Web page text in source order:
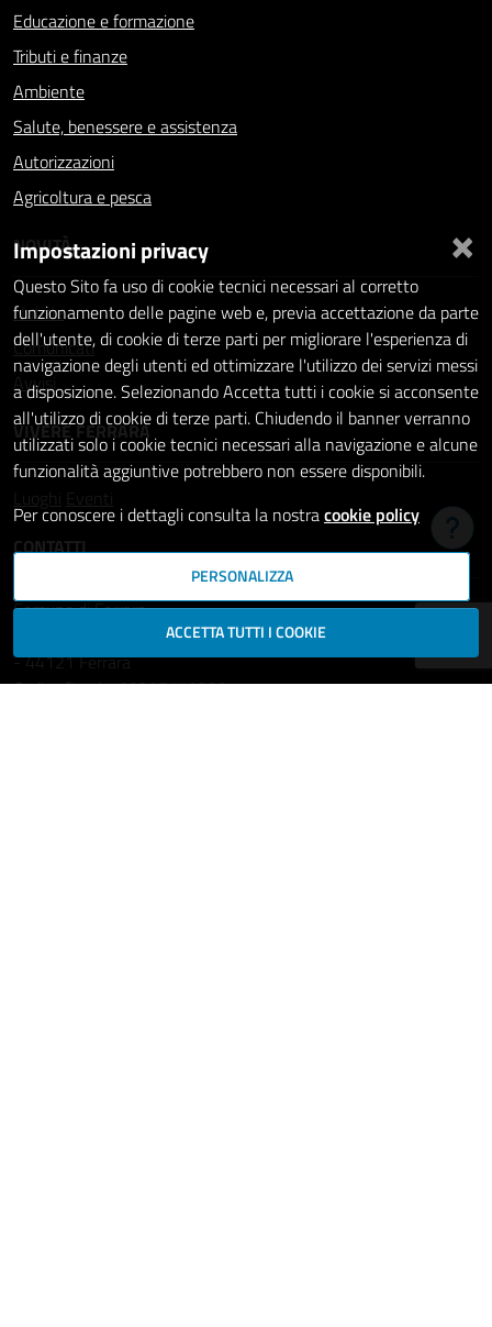
Educazione e formazione
Tributi e finanze
Ambiente
Salute, benessere e assistenza
Autorizzazioni
Agricoltura e pesca
NOVITÀ
Notizie
Comunicati
Avvisi
VIVERE FERRARA
Luoghi
Eventi
CONTATTI
Comune di Ferrara
Piazza del Municipio, 2
- 44121 Ferrara
Codice fiscale: 00297110389
×
Impostazioni privacy
Questo Sito fa uso di cookie tecnici necessari al corretto
funzionamento delle pagine web e, previa accettazione da parte
dell'utente, di cookie di terze parti per migliorare l'esperienza di
navigazione degli utenti ed ottimizzare l'utilizzo dei servizi messi
a disposizione. Selezionando Accetta tutti i cookie si acconsente
all'utilizzo di cookie di terze parti. Chiudendo il banner verranno
utilizzati solo i cookie tecnici necessari alla navigazione e alcune
funzionalità aggiuntive potrebbero non essere disponibili.
Per conoscere i dettagli consulta la nostracookie policy
PERSONALIZZA
ACCETTA TUTTI I COOKIE
Hai